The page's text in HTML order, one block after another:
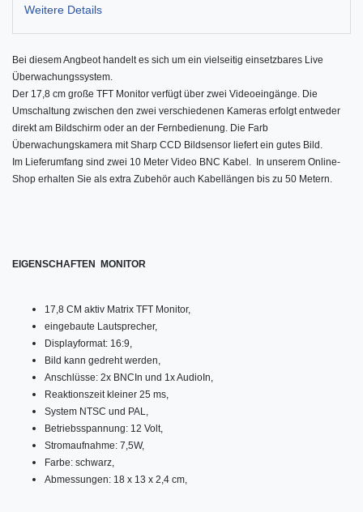
Weitere Details
Bei diesem Angbeot handelt es sich um ein vielseitig einsetzbares Live
Überwachungssystem.
Der 17,8 cm große TFT Monitor verfügt über zwei Videoeingänge. Die
Umschaltung zwischen den zwei verschiedenen Kameras erfolgt entweder
direkt am Bildschirm oder an der Fernbedienung. Die Farb
Überwachungskamera mit Sharp CCD Bildsensor liefert ein gutes Bild.
Im Lieferumfang sind zwei 10 Meter Video BNC Kabel. In unserem Online-
Shop erhalten Sie als extra Zubehör auch Kabellängen bis zu 50 Metern.
EIGENSCHAFTEN MONITOR
17,8 CM aktiv Matrix TFT Monitor,
eingebaute Lautsprecher,
Displayformat: 16:9,
Bild kann gedreht werden,
Anschlüsse: 2x BNCIn und 1x AudioIn,
Reaktionszeit kleiner 25 ms,
System NTSC und PAL,
Betriebsspannung: 12 Volt,
Stromaufnahme: 7,5W,
Farbe: schwarz,
Abmessungen: 18 x 13 x 2,4 cm,